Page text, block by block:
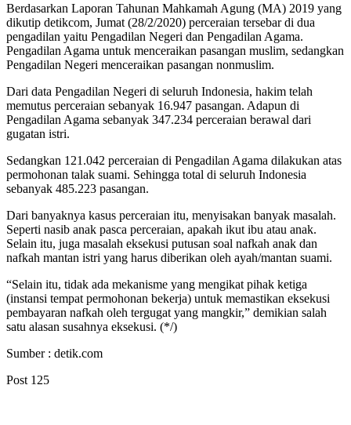
Berdasarkan Laporan Tahunan Mahkamah Agung (MA) 2019 yang
dikutip detikcom, Jumat (28/2/2020) perceraian tersebar di dua
pengadilan yaitu Pengadilan Negeri dan Pengadilan Agama.
Pengadilan Agama untuk menceraikan pasangan muslim, sedangkan
Pengadilan Negeri menceraikan pasangan nonmuslim.
Dari data Pengadilan Negeri di seluruh Indonesia, hakim telah
memutus perceraian sebanyak 16.947 pasangan. Adapun di
Pengadilan Agama sebanyak 347.234 perceraian berawal dari
gugatan istri.
Sedangkan 121.042 perceraian di Pengadilan Agama dilakukan atas
permohonan talak suami. Sehingga total di seluruh Indonesia
sebanyak 485.223 pasangan.
Dari banyaknya kasus perceraian itu, menyisakan banyak masalah.
Seperti nasib anak pasca perceraian, apakah ikut ibu atau anak.
Selain itu, juga masalah eksekusi putusan soal nafkah anak dan
nafkah mantan istri yang harus diberikan oleh ayah/mantan suami.
“Selain itu, tidak ada mekanisme yang mengikat pihak ketiga
(instansi tempat permohonan bekerja) untuk memastikan eksekusi
pembayaran nafkah oleh tergugat yang mangkir,” demikian salah
satu alasan susahnya eksekusi. (*/)
Sumber : detik.com
Post 125